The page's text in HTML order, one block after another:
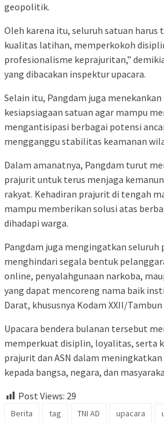
geopolitik.
Oleh karena itu, seluruh satuan harus
kualitas latihan, memperkokoh
profesionalisme keprajuritan,”
yang dibacakan inspektur upacara.
Selain itu, Pangdam juga
kesiapsiagaan satuan agar mampu
mengantisipasi berbagai potensi
mengganggu stabilitas keamanan
Dalam amanatnya, Pangdam turut
prajurit untuk terus menjaga
rakyat. Kehadiran prajurit di tengah
mampu memberikan solusi atas
dihadapi warga.
Pangdam juga mengingatkan seluruh
menghindari segala bentuk
online, penyalahgunaan narkoba,
yang dapat mencoreng nama baik
Darat, khususnya Kodam XXII/Tambun
Upacara bendera bulanan tersebut
memperkuat disiplin, loyalitas, serta
prajurit dan ASN dalam
kepada bangsa, negara, dan
Post Views: 29
Berita tag TNI AD upacara